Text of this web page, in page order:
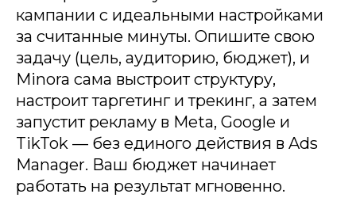
кампании с идеальными настройками
за считанные минуты. Опишите свою
задачу (цель, аудиторию, бюджет), и
Minora сама выстроит структуру,
настроит таргетинг и трекинг, а затем
запустит рекламу в Meta, Google и
TikTok — без единого действия в Ads
Manager. Ваш бюджет начинает
работать на результат мгновенно.